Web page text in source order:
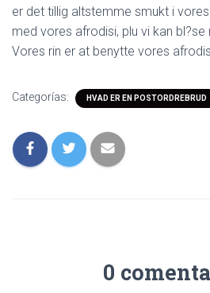
er det tillig altstemme smukt i
med vores afrodisi, plu vi kan
Vores rin er at benytte vores
Categorías: HVAD ER EN POSTORDREBRUD
0